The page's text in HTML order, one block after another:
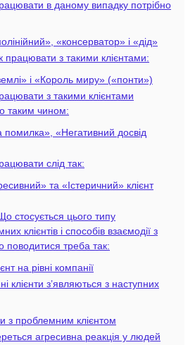
в даному випадку потрібно
«консерватор» і «дід»
працювати з такими клієнтами:
і «Король миру» («понти»)
з такими клієнтами
таким чином:
«Негативний досвід
слід так:
та «Істеричний» клієнт
стосується цього типу
клієнтів і способів взаємодії з
поводитися треба так:
на рівні компанії
клієнти з’являються з наступних
з проблемним клієнтом
агресивна реакція у людей